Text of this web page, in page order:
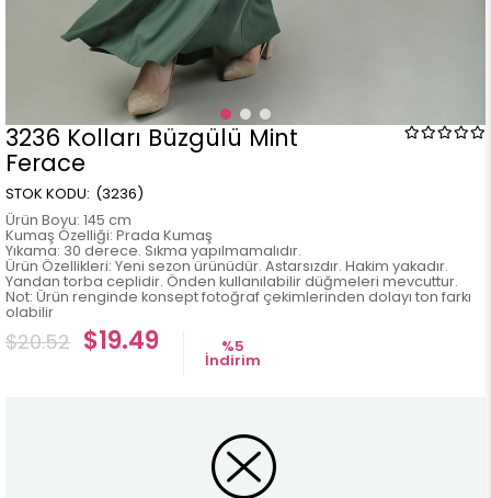
3236 Kolları Büzgülü Mint
Ferace
(3236)
Ürün Boyu: 145 cm
Kumaş Özelliği: Prada Kumaş
Yıkama: 30 derece. Sıkma yapılmamalıdır.
Ürün Özellikleri: Yeni sezon ürünüdür. Astarsızdır. Hakim yakadır.
Yandan torba ceplidir. Önden kullanılabilir düğmeleri mevcuttur.
Not: Ürün renginde konsept fotoğraf çekimlerinden dolayı ton farkı
olabilir
$20.52 $19.49 %5
İndirim